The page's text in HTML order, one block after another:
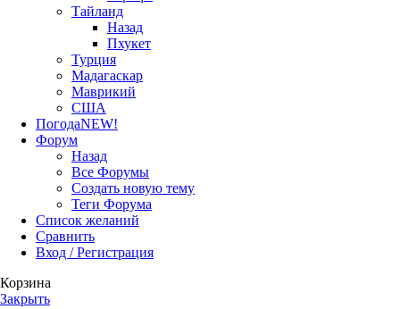
Тайланд
Назад
Пхукет
Турция
Мадагаскар
Маврикий
США
ПогодаNEW!
Форум
Назад
Все Форумы
Создать новую тему
Теги Форума
Список желаний
Сравнить
Вход / Регистрация
Корзина
Закрыть